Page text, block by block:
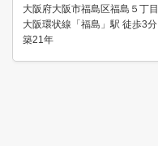
大阪府大阪市福島区福島５丁目
大阪環状線「福島」駅 徒歩3分
築21年